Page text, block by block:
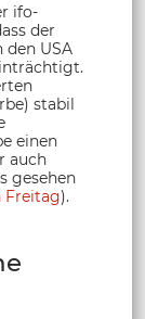
ifo-
der
den USA
stabil
einen
auch
gesehen
Freitag).